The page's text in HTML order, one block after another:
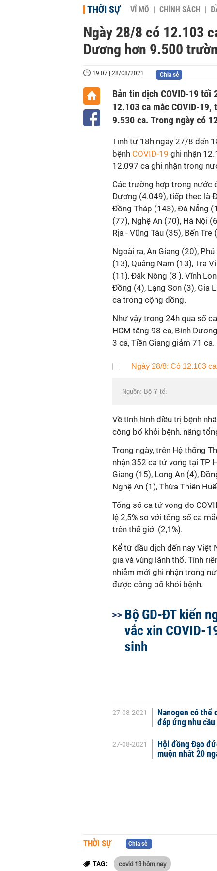
THỜI SỰ VĨ MÔ CHÍNH SÁCH
Ngày 28/8 có 12.103
Dương hơn 9.500
19:07 | 28/08/2021 Chia sẻ
Bản tin dịch COVID-19 tối
12.103 ca mắc COVID-
9.530 ca. Trong ngày có
Tính từ 18h ngày 27/8 đến
bệnh COVID-19 ghi nhận
12.097 ca ghi nhận trong
Các trường hợp trong nước
Dương (4.049), tiếp theo là
Đồng Tháp (143), Đà Nẵng
(77), Nghệ An (70), Hà Nội
Rịa - Vũng Tàu (35), Bến
Ngoài ra, An Giang (20),
(13), Quảng Nam (13), Trà
(11), Đắk Nông (8 ), Vĩnh
Đồng (4), Lạng Sơn (3), Gia
ca trong cộng đồng.
Như vậy trong 24h qua số
HCM tăng 98 ca, Bình
3 ca, Tiền Giang giảm 71 ca.
Nguồn: Bộ Y tế.
Về tình hình điều trị bệnh
công bố khỏi bệnh, nâng
Trong ngày, trên Hệ thống
nhận 352 ca tử vong tại TP
Giang (15), Long An (4),
Nghệ An (1), Thừa Thiên
Tổng số ca tử vong do
lệ 2,5% so với tổng số ca
trên thế giới (2,1%).
Kể từ đầu dịch đến nay
gia và vùng lãnh thổ. Tính
nhiễm mới ghi nhận trong
được công bố khỏi bệnh.
Bộ GD-ĐT kiến
vắc xin COVID-
sinh
27-08-2021
Nanogen có thể
đáp ứng nhu
27-08-2021
Hội đồng Đạo
muộn nhất 20
THỜI SỰ Chia sẻ
TAG: covid 19 hôm nay